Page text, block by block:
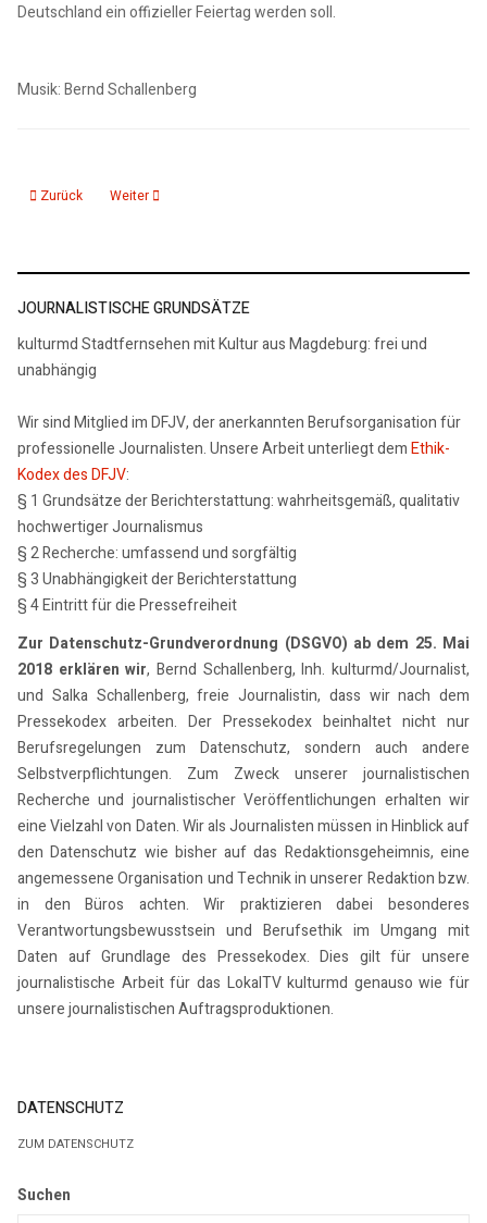
Deutschland ein offizieller Feiertag werden soll.
Musik: Bernd Schallenberg
Vorheriger Beitrag: Zweites Ringheiligtum bei Pömmelte entdeckt
Zurück Nächster Beitrag: Lyrik: Erich Weinert, Der Mitläufer
Weiter
JOURNALISTISCHE GRUNDSÄTZE
kulturmd Stadtfernsehen mit Kultur aus Magdeburg: frei und
unabhängig
Wir sind Mitglied im DFJV, der anerkannten Berufsorganisation für
professionelle Journalisten. Unsere Arbeit unterliegt demEthik-
Kodex des DFJV:
§ 1 Grundsätze der Berichterstattung: wahrheitsgemäß, qualitativ
hochwertiger Journalismus
§ 2 Recherche: umfassend und sorgfältig
§ 3 Unabhängigkeit der Berichterstattung
§ 4 Eintritt für die Pressefreiheit
Zur Datenschutz-Grundverordnung (DSGVO) ab dem 25. Mai
2018 erklären wir, Bernd Schallenberg, Inh. kulturmd/Journalist,
und Salka Schallenberg, freie Journalistin, dass wir nach dem
Pressekodex arbeiten. Der Pressekodex beinhaltet nicht nur
Berufsregelungen zum Datenschutz, sondern auch andere
Selbstverpflichtungen. Zum Zweck unserer journalistischen
Recherche und journalistischer Veröffentlichungen erhalten wir
eine Vielzahl von Daten. Wir als Journalisten müssen in Hinblick auf
den Datenschutz wie bisher auf das Redaktionsgeheimnis, eine
angemessene Organisation und Technik in unserer Redaktion bzw.
in den Büros achten. Wir praktizieren dabei besonderes
Verantwortungsbewusstsein und Berufsethik im Umgang mit
Daten auf Grundlage des Pressekodex. Dies gilt für unsere
journalistische Arbeit für das LokalTV kulturmd genauso wie für
unsere journalistischen Auftragsproduktionen.
DATENSCHUTZ
ZUM DATENSCHUTZ
Suchen